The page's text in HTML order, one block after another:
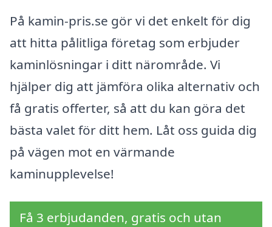
På kamin-pris.se gör vi det enkelt för dig
att hitta pålitliga företag som erbjuder
kaminlösningar i ditt närområde. Vi
hjälper dig att jämföra olika alternativ och
få gratis offerter, så att du kan göra det
bästa valet för ditt hem. Låt oss guida dig
på vägen mot en värmande
kaminupplevelse!
Få 3 erbjudanden, gratis och utan